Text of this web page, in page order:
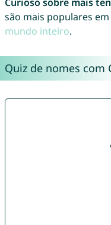
são mais populares em
mundo inteiro.
Quiz de nomes com